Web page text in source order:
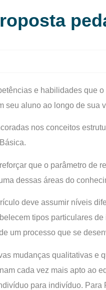
e habilidades que
seu aluno ao longo de sua
nos conceitos
que o parâmetro de
dessas áreas do
deve assumir níveis
tipos particulares
um processo que se
mudanças qualitativas e
cada vez mais apto ao
para indivíduo.